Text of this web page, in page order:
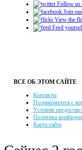
Follow us
Join
View the
Feed
ВСЕ ОБ ЭТОМ САЙТЕ
Контакты
Познакомьтесь с
Условия
Политика
Карта сайта